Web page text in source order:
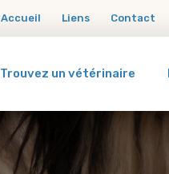
Accueil Liens Contact
Trouvez un vétérinaire